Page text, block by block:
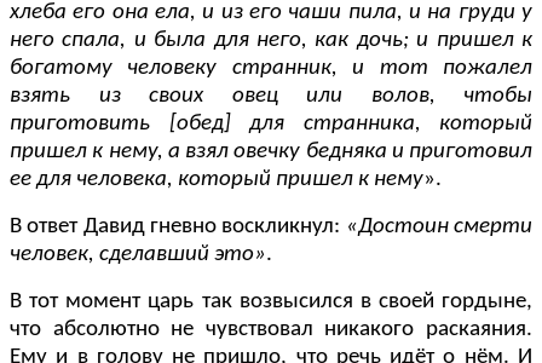
хлеба его она ела, и из его чаши пила, и на груди у
него спала, и была для него, как дочь; и пришел к
богатому человеку странник, и тот пожалел
взять из своих овец или волов, чтобы
приготовить [обед] для странника, который
пришел к нему, а взял овечку бедняка и приготовил
ее для человека, который пришел к нему».
В ответ Давид гневно воскликнул: «Достоин смерти
человек, сделавший это».
В тот момент царь так возвысился в своей гордыне,
что абсолютно не чувствовал никакого раскаяния.
Ему и в голову не пришло, что речь идёт о нём. И